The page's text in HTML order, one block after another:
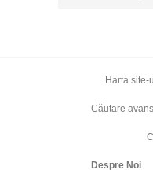
Harta site-
Căutare
Despre Noi